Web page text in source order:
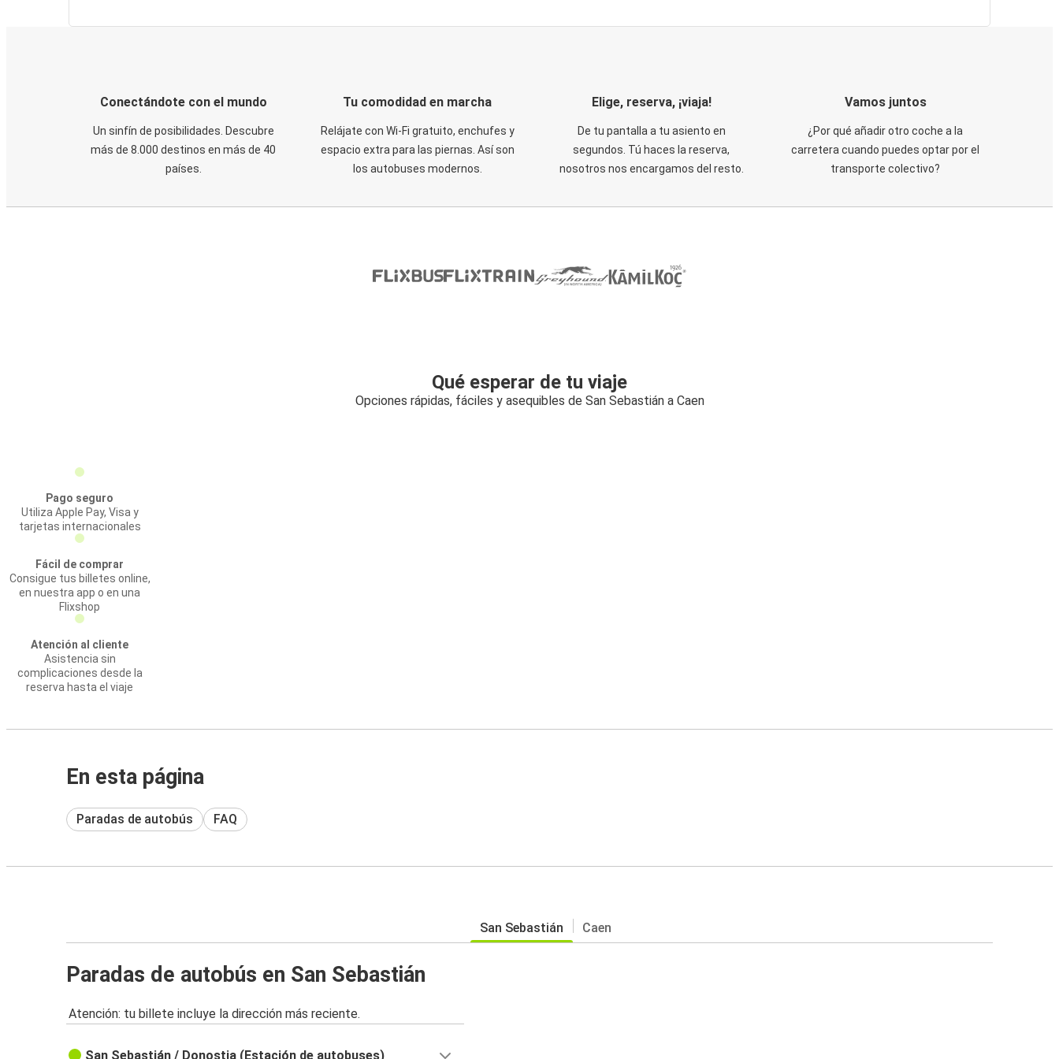
Conectándote con el mundo
Un sinfín de posibilidades. Descubre
más de 8.000 destinos en más de 40
países.
Tu comodidad en marcha
Relájate con Wi-Fi gratuito, enchufes y
espacio extra para las piernas. Así son
los autobuses modernos.
Elige, reserva, ¡viaja!
De tu pantalla a tu asiento en
segundos. Tú haces la reserva,
nosotros nos encargamos del resto.
Vamos juntos
¿Por qué añadir otro coche a la
carretera cuando puedes optar por el
transporte colectivo?
Qué esperar de tu viaje
Opciones rápidas, fáciles y asequibles de San Sebastián a Caen
Pago seguro
Utiliza Apple Pay, Visa y
tarjetas internacionales
Fácil de comprar
Consigue tus billetes online,
en nuestra app o en una
Flixshop
Atención al cliente
Asistencia sin
complicaciones desde la
reserva hasta el viaje
En esta página
Paradas de autobús FAQ
San Sebastián Caen
Paradas de autobús en San Sebastián
Atención: tu billete incluye la dirección más reciente.
San Sebastián / Donostia (Estación de autobuses)